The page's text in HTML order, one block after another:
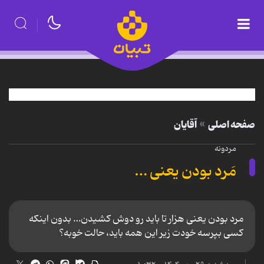
صفحه اصلی آقایان
مردونه
مَرد بودن یعنی …
مرد بودن یعنی هزار تا باید رو دوش کشیدن… بدون اینکه
کسی بپرسه خودت زیر این همه باید، حالت خوبه؟